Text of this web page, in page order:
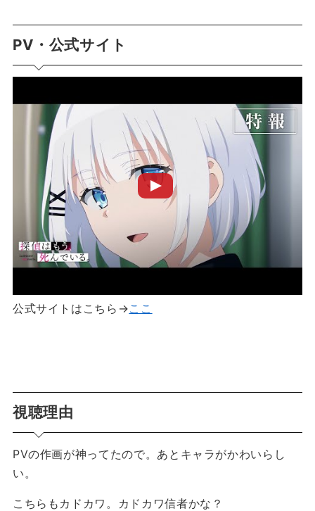
PV・公式サイト
公式サイトはこちら→ここ
視聴理由
PVの作画が神ってたので。あとキャラがかわいらし
い。
こちらもカドカワ。カドカワ信者かな？